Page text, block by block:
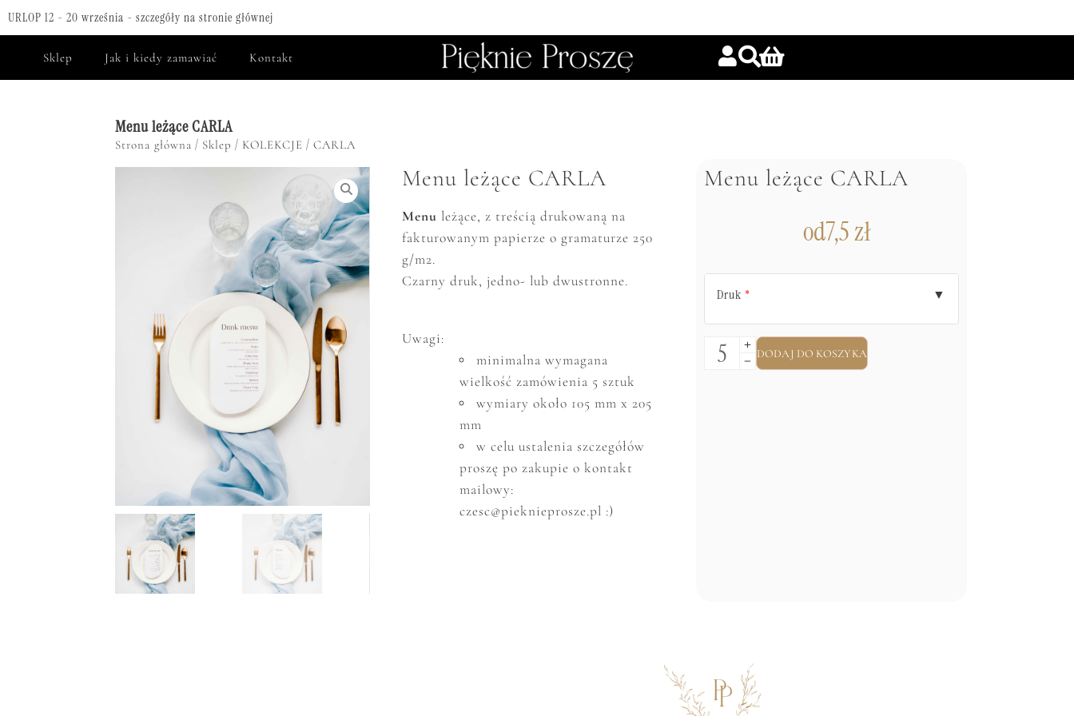
URLOP 12 - 20 września - szczegóły na stronie głównej
Sklep Jak i kiedy zamawiać Kontakt
Menu leżące CARLA
Strona główna / Sklep / KOLEKCJE /CARLA
Menu leżące CARLA
Menu leżące, z treścią drukowaną na
fakturowanym papierze o gramaturze 250
g/m2.
Czarny druk, jedno- lub dwustronne.
Uwagi:
minimalna wymagana
wielkość zamówienia 5 sztuk
wymiary około 105 mm x 205
mm
w celu ustalenia szczegółów
proszę po zakupie o kontakt
mailowy:
czesc@pieknieprosze.pl :)
Menu leżące CARLA
od7,5zł
Druk * ▼
DODAJ DO KOSZYKA